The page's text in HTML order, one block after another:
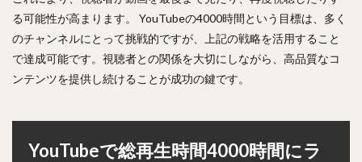
る可能性が高まります。 YouTubeの4000時間という目標は、多く
のチャンネルにとって挑戦的ですが、上記の戦略を活用すること
で達成可能です。視聴者との関係を大切にしながら、高品質なコ
ンテンツを提供し続けることが成功の鍵です。
YouTubeで総再生時間4000時間にラ